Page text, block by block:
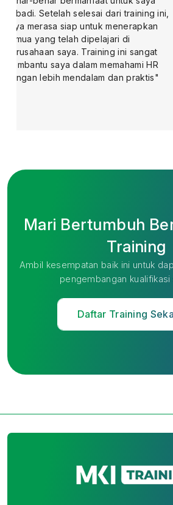
job desk saya karena
baru yang didadapatkan.
instruktur juga sangat
memberikan contoh-
membantu saya
lebih dalam"
Mari Bertumbuh
Training
Ambil kesempatan baik ini untuk
pengembangan kualifikasi
Daftar Training